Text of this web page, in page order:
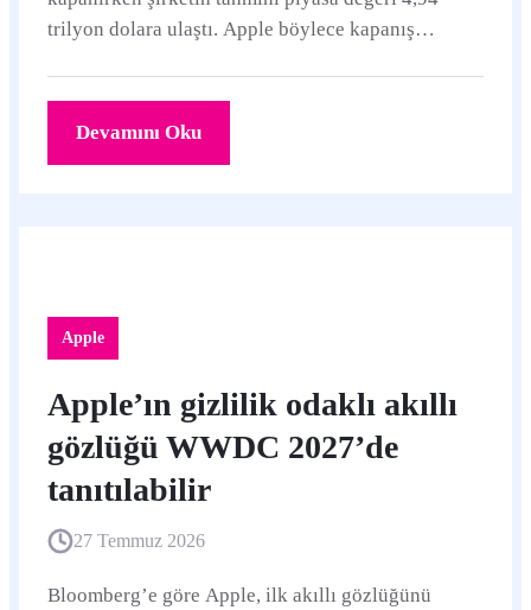
trilyon dolara ulaştı. Apple böylece kapanış
Devamını Oku
Apple
Apple’ın gizlilik odaklı akıllı
gözlüğü WWDC 2027’de
tanıtılabilir
27 Temmuz 2026
Bloomberg’e göre Apple, ilk akıllı gözlüğünü